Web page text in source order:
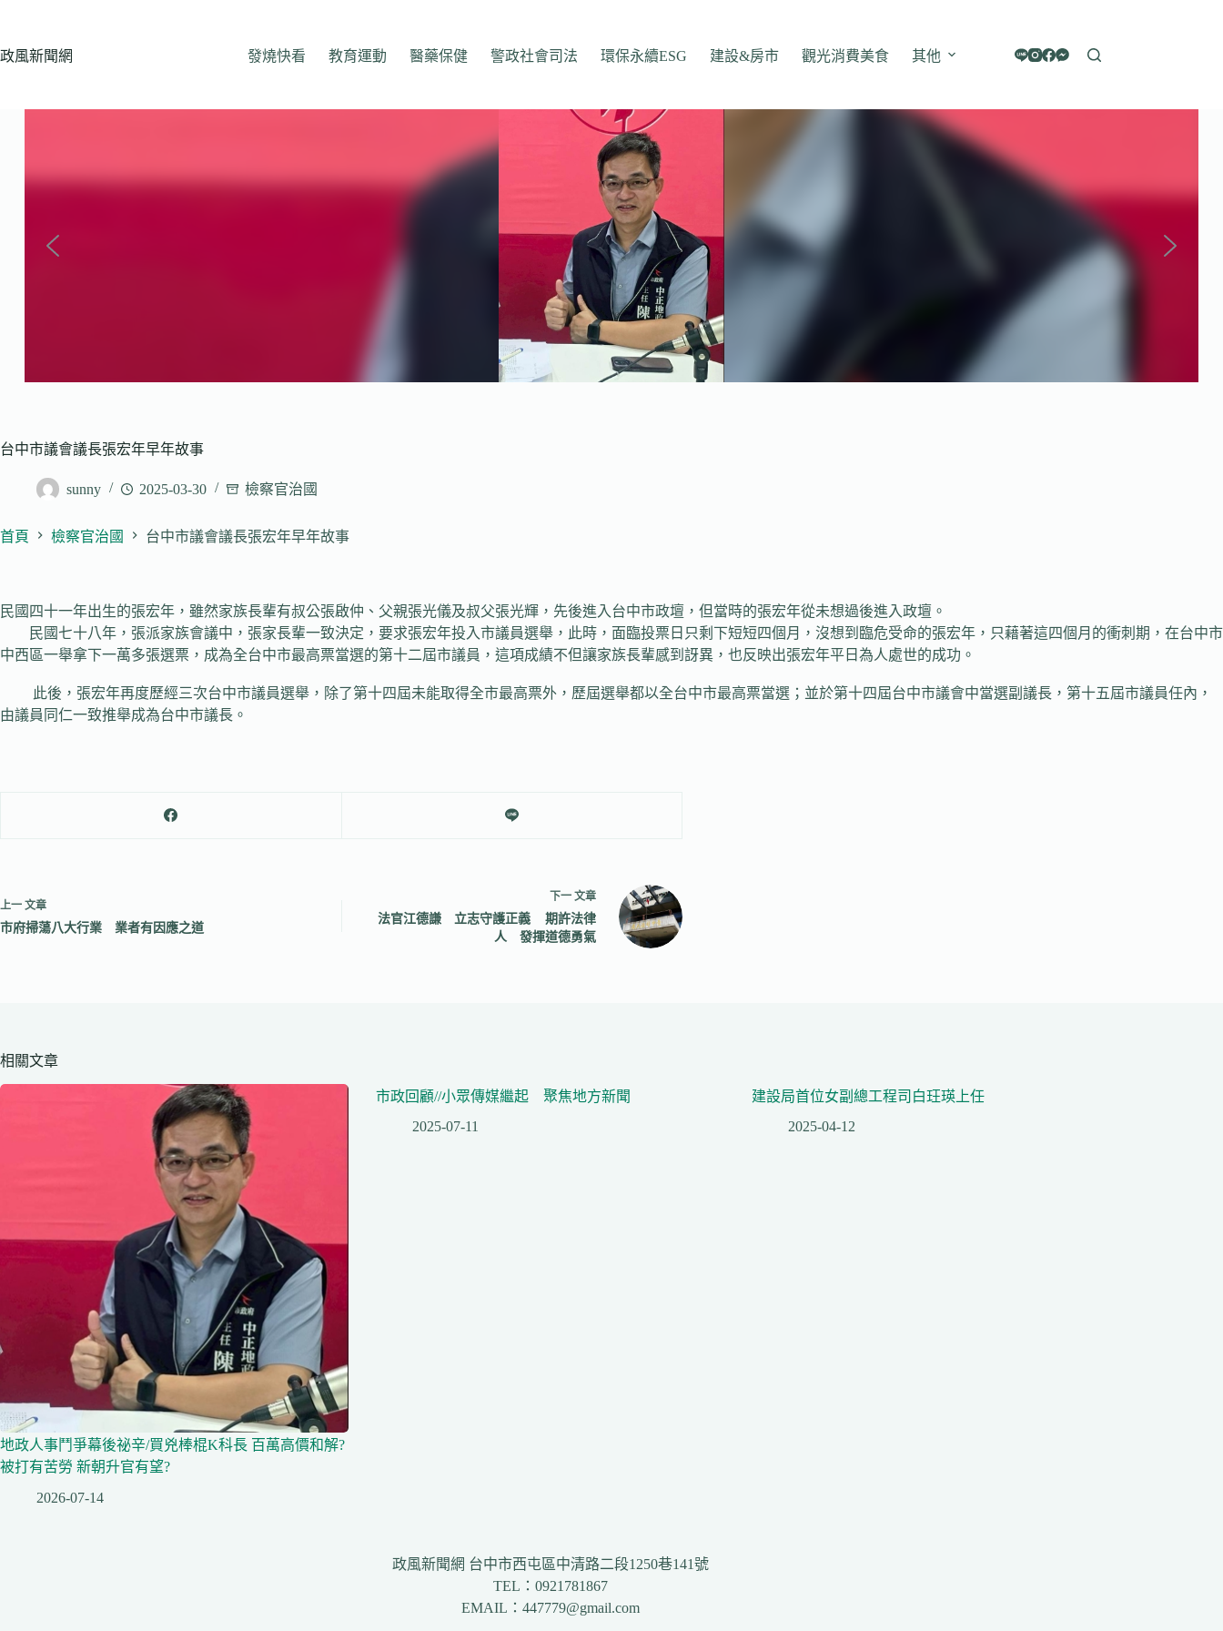
主
政風新聞網 發燒快看 教育運動 醫藥保健 警政社會司法 環保永續ESG 建設&房市 觀光消費美食 其他
台中市議會議長張宏年早年故事
sunny 2025-03-30 檢察官治國
首頁 檢察官治國 台中市議會議長張宏年早年故事
民國四十一年出生的張宏年，雖然家族長輩有叔公張啟仲、父親張光儀及叔父張光輝，先後進入台中市政壇，但當時的張宏年從未想過後進入政壇。
民國七十八年，張派家族會議中，張家長輩一致決定，要求張宏年投入市議員選舉，此時，面臨投票日只剩下短短四個月，沒想到臨危受命的張宏年，只藉著這四個月的衝刺期，在台中市
中西區一舉拿下一萬多張選票，成為全台中市最高票當選的第十二屆市議員，這項成績不但讓家族長輩感到訝異，也反映出張宏年平日為人處世的成功。
此後，張宏年再度歷經三次台中市議員選舉，除了第十四屆未能取得全市最高票外，歷屆選舉都以全台中市最高票當選；並於第十四屆台中市議會中當選副議長，第十五屆市議員任內，
由議員同仁一致推舉成為台中市議長。
上一 文章
市府掃蕩八大行業 業者有因應之道
下一 文章
法官江德謙 立志守護正義 期許法律
人 發揮道德勇氣
相關文章
地政人事鬥爭幕後祕辛/買兇棒棍K科長 百萬高價和解?
被打有苦勞 新朝升官有望?
2026-07-14
市政回顧//小眾傳媒繼起 聚焦地方新聞
2025-07-11
建設局首位女副總工程司白玨瑛上任
2025-04-12
政風新聞網 台中市西屯區中清路二段1250巷141號
TEL：0921781867
EMAIL：447779@gmail.com